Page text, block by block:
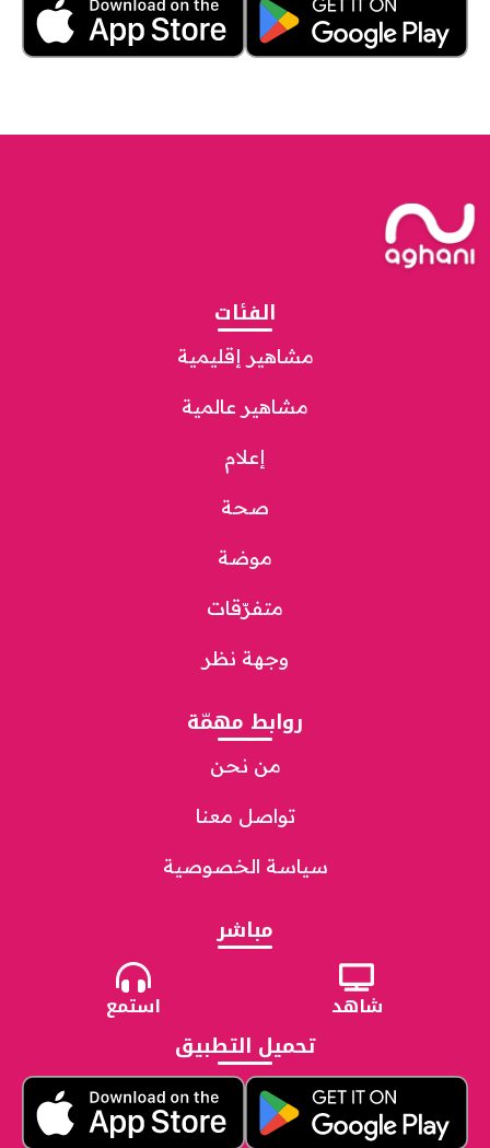
الفئات
مشاهير إقليمية
مشاهير عالمية
إعلام
صحة
موضة
متفرّقات
وجهة نظر
روابط مهمّة
من نحن
تواصل معنا
سياسة الخصوصية
مباشر
شاهد استمع
تحميل التطبيق